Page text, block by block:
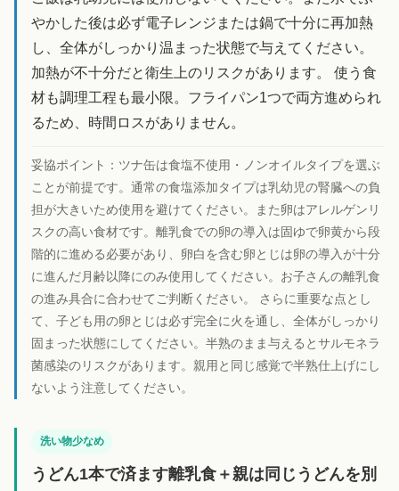
やかした後は必ず電子レンジまたは鍋で十分に再加熱
し、全体がしっかり温まった状態で与えてください。
加熱が不十分だと衛生上のリスクがあります。 使う食
材も調理工程も最小限。フライパン1つで両方進められ
るため、時間ロスがありません。
妥協ポイント： ツナ缶は食塩不使用・ノンオイルタイプを選ぶ
ことが前提です。通常の食塩添加タイプは乳幼児の腎臓への負
担が大きいため使用を避けてください。また卵はアレルゲンリ
スクの高い食材です。離乳食での卵の導入は固ゆで卵黄から段
階的に進める必要があり、卵白を含む卵とじは卵の導入が十分
に進んだ月齢以降にのみ使用してください。お子さんの離乳食
の進み具合に合わせてご判断ください。 さらに重要な点とし
て、子ども用の卵とじは必ず完全に火を通し、全体がしっかり
固まった状態にしてください。半熟のまま与えるとサルモネラ
菌感染のリスクがあります。親用と同じ感覚で半熟仕上げにし
ないよう注意してください。
洗い物少なめ
うどん1本で済ます離乳食＋親は同じうどんを別